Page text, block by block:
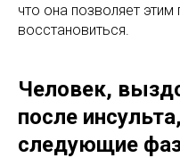
что она позволяет
восстановиться.
Человек,
после
следующие